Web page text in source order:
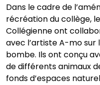
Dans le cadre de
récréation du collège,
Collégienne ont
avec l’artiste A-mo
bombe. Ils ont conçu
de différents animaux
fonds d’espaces